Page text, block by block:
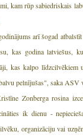
kam rūp sabiedriskais
arī šogad
kas godina latviešus,
kas kalpo līdzcilvēkiem
pelnījušas", saka
Zonberga rosina
ik dienu -
organizāciju vai